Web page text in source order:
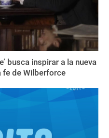
busca inspirar a la nueva
fe de Wilberforce